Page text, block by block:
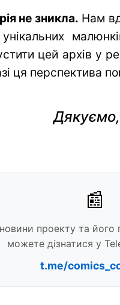
не зникла. Нам
цей архів у
ця перспектива
📰
новини проекту та
можете дізнатися у
t.me/